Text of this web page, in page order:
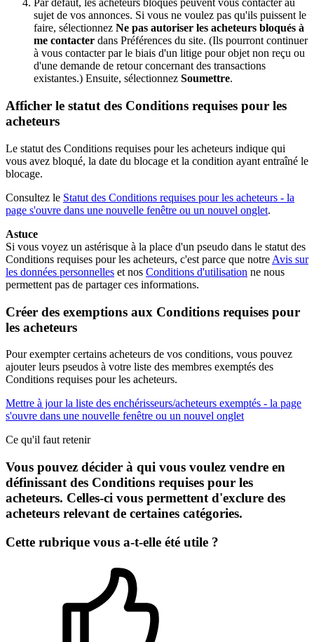
Par défaut, les acheteurs bloqués peuvent vous contacter au
sujet de vos annonces. Si vous ne voulez pas qu'ils puissent le
faire, sélectionnez Ne pas autoriser les acheteurs bloqués à
me contacter dans Préférences du site. (Ils pourront continuer
à vous contacter par le biais d'un litige pour objet non reçu ou
d'une demande de retour concernant des transactions
existantes.) Ensuite, sélectionnez Soumettre.
Afficher le statut des Conditions requises pour les
acheteurs
Le statut des Conditions requises pour les acheteurs indique qui
vous avez bloqué, la date du blocage et la condition ayant entraîné le
blocage.
Consultez le Statut des Conditions requises pour les acheteurs - la
page s'ouvre dans une nouvelle fenêtre ou un nouvel onglet.
Astuce
Si vous voyez un astérisque à la place d'un pseudo dans le statut des
Conditions requises pour les acheteurs, c'est parce que notre Avis sur
les données personnelles et nos Conditions d'utilisation ne nous
permettent pas de partager ces informations.
Créer des exemptions aux Conditions requises pour
les acheteurs
Pour exempter certains acheteurs de vos conditions, vous pouvez
ajouter leurs pseudos à votre liste des membres exemptés des
Conditions requises pour les acheteurs.
Mettre à jour la liste des enchérisseurs/acheteurs exemptés - la page
s'ouvre dans une nouvelle fenêtre ou un nouvel onglet
Ce qu'il faut retenir
Vous pouvez décider à qui vous voulez vendre en
définissant des Conditions requises pour les
acheteurs. Celles-ci vous permettent d'exclure des
acheteurs relevant de certaines catégories.
Cette rubrique vous a-t-elle été utile ?